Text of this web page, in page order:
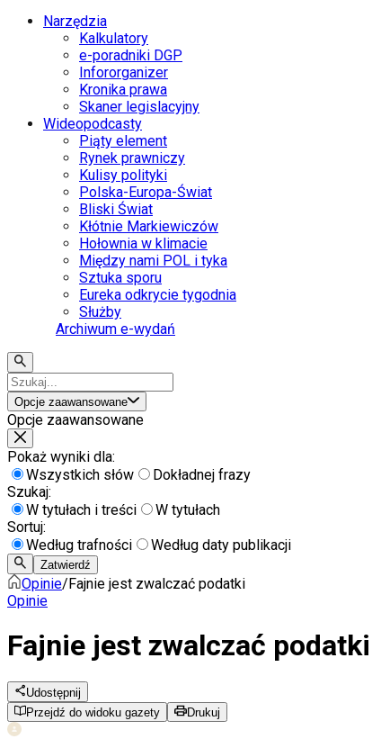
Narzędzia
Kalkulatory
e-poradniki DGP
Infororganizer
Kronika prawa
Skaner legislacyjny
Wideopodcasty
Piąty element
Rynek prawniczy
Kulisy polityki
Polska-Europa-Świat
Bliski Świat
Kłótnie Markiewiczów
Hołownia w klimacie
Między nami POL i tyka
Sztuka sporu
Eureka odkrycie tygodnia
Służby
Archiwum e-wydań
Opcje zaawansowane
Opcje zaawansowane
Pokaż wyniki dla:
Wszystkich słów
Dokładnej frazy
Szukaj:
W tytułach i treści
W tytułach
Sortuj:
Według trafności
Według daty publikacji
Zatwierdź
Opinie/Fajnie jest zwalczać podatki
Opinie
Fajnie jest zwalczać podatki
Udostępnij
Przejdź do widoku gazety
Drukuj